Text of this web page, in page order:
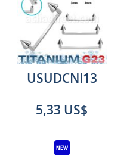
USUDCNI13
5,33 US$